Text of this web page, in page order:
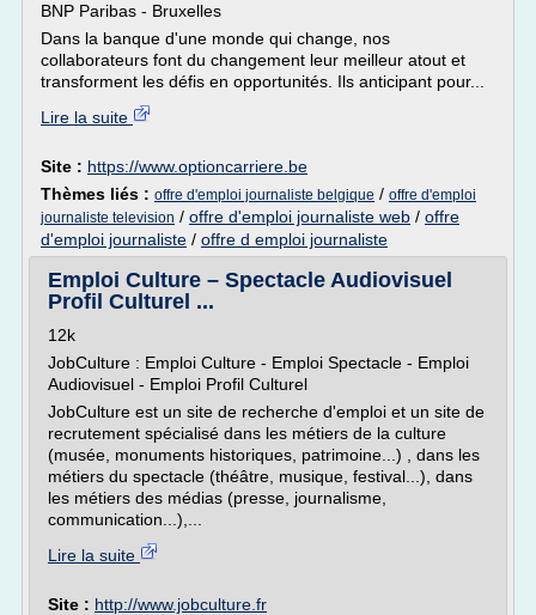
BNP Paribas - Bruxelles
Dans la banque d'une monde qui change, nos
collaborateurs font du changement leur meilleur atout et
transforment les défis en opportunités. Ils anticipant pour...
Lire la suite
Site : https://www.optioncarriere.be
Thèmes liés : offre d'emploi journaliste belgique / offre d'emploi
journaliste television / offre d'emploi journaliste web / offre
d'emploi journaliste / offre d emploi journaliste
Emploi Culture – Spectacle Audiovisuel
Profil Culturel ...
12k
JobCulture : Emploi Culture - Emploi Spectacle - Emploi
Audiovisuel - Emploi Profil Culturel
JobCulture est un site de recherche d'emploi et un site de
recrutement spécialisé dans les métiers de la culture
(musée, monuments historiques, patrimoine...) , dans les
métiers du spectacle (théâtre, musique, festival...), dans
les métiers des médias (presse, journalisme,
communication...),...
Lire la suite
Site : http://www.jobculture.fr